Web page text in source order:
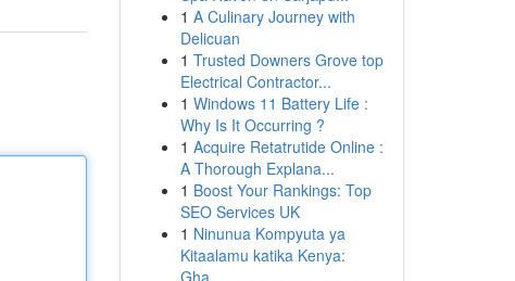
1 A Culinary Journey with
Delicuan
1 Trusted Downers Grove top
Electrical Contractor...
1 Windows 11 Battery Life :
Why Is It Occurring ?
1 Acquire Retatrutide Online :
A Thorough Explana...
1 Boost Your Rankings: Top
SEO Services UK
1 Ninunua Kompyuta ya
Kitaalamu katika Kenya:
Gha...